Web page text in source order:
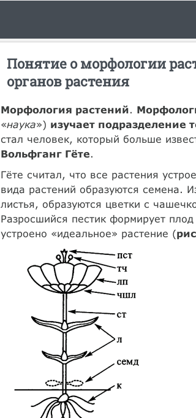
Понятие о морфологии
органов растения
Морфология растений.
«наука») изучает подразделение
стал человек, который больше
Вольфганг Гёте.
Гёте считал, что все растения
вида растений образуются семена.
листья, образуются цветки с
Разросшийся пестик формирует
устроено «идеальное» растение (